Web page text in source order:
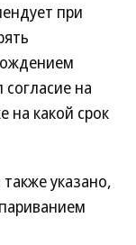
при
на
на какой срок
указано,